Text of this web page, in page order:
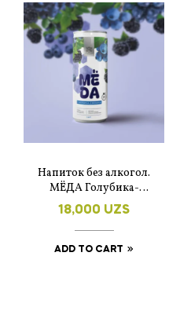
Напиток без алкогол.
МЁДА Голубика-
ежевика
18,000 UZS
ADD TO CART